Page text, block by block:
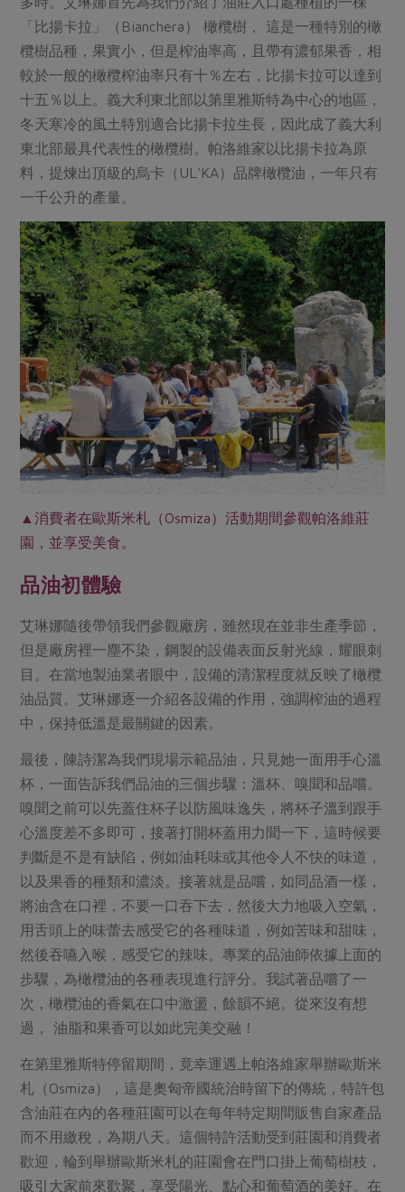
「比揚卡拉」（Bianchera） 橄欖樹， 這是一種特別的橄
欖樹品種，果實小，但是榨油率高，且帶有濃郁果香，相
較於一般的橄欖榨油率只有十％左右，比揚卡拉可以達到
十五％以上。義大利東北部以第里雅斯特為中心的地區，
冬天寒冷的風土特別適合比揚卡拉生長，因此成了義大利
東北部最具代表性的橄欖樹。帕洛維家以比揚卡拉為原
料，提煉出頂級的烏卡（UL’KA）品牌橄欖油，一年只有
一千公升的產量。
▲消費者在歐斯米札（Osmiza）活動期間參觀帕洛維莊
園，並享受美食。
品油初體驗
艾琳娜隨後帶領我們參觀廠房，雖然現在並非生產季節，
但是廠房裡一塵不染，鋼製的設備表面反射光線，耀眼刺
目。在當地製油業者眼中，設備的清潔程度就反映了橄欖
油品質。艾琳娜逐一介紹各設備的作用，強調榨油的過程
中，保持低溫是最關鍵的因素。
最後，陳詩潔為我們現場示範品油，只見她一面用手心溫
杯，一面告訴我們品油的三個步驟：溫杯、嗅聞和品嚐。
嗅聞之前可以先蓋住杯子以防風味逸失，將杯子溫到跟手
心溫度差不多即可，接著打開杯蓋用力聞一下，這時候要
判斷是不是有缺陷，例如油耗味或其他令人不快的味道，
以及果香的種類和濃淡。接著就是品嚐，如同品酒一樣，
將油含在口裡，不要一口吞下去，然後大力地吸入空氣，
用舌頭上的味蕾去感受它的各種味道，例如苦味和甜味，
然後吞嚥入喉，感受它的辣味。專業的品油師依據上面的
步驟，為橄欖油的各種表現進行評分。我試著品嚐了一
次，橄欖油的香氣在口中激盪，餘韻不絕。從來沒有想
過， 油脂和果香可以如此完美交融！
在第里雅斯特停留期間，竟幸運遇上帕洛維家舉辦歐斯米
札（Osmiza），這是奧匈帝國統治時留下的傳統，特許包
含油莊在內的各種莊園可以在每年特定期間販售自家產品
而不用繳稅，為期八天。這個特許活動受到莊園和消費者
歡迎，輪到舉辦歐斯米札的莊園會在門口掛上葡萄樹枝，
吸引大家前來歡聚，享受陽光、點心和葡萄酒的美好。在